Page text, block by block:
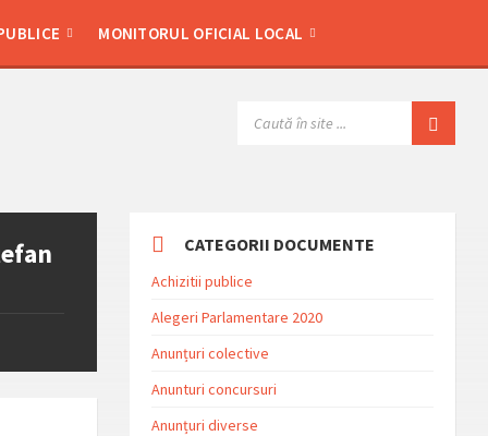
MONITORUL OFICIAL LOCAL
CATEGORII DOCUMENTE
Achizitii publice
Alegeri Parlamentare 2020
Anunțuri colective
Anunturi concursuri
Anunțuri diverse